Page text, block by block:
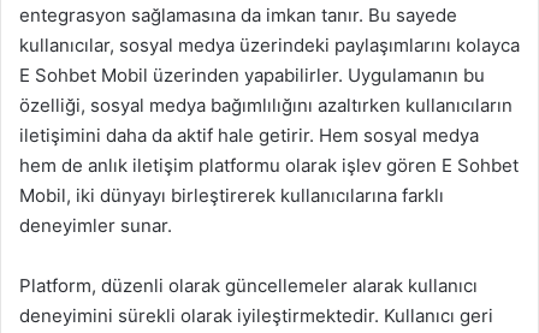
entegrasyon sağlamasına da imkan tanır. Bu sayede
kullanıcılar, sosyal medya üzerindeki paylaşımlarını kolayca
E Sohbet Mobil üzerinden yapabilirler. Uygulamanın bu
özelliği, sosyal medya bağımlılığını azaltırken kullanıcıların
iletişimini daha da aktif hale getirir. Hem sosyal medya
hem de anlık iletişim platformu olarak işlev gören E Sohbet
Mobil, iki dünyayı birleştirerek kullanıcılarına farklı
deneyimler sunar.
Platform, düzenli olarak güncellemeler alarak kullanıcı
deneyimini sürekli olarak iyileştirmektedir. Kullanıcı geri